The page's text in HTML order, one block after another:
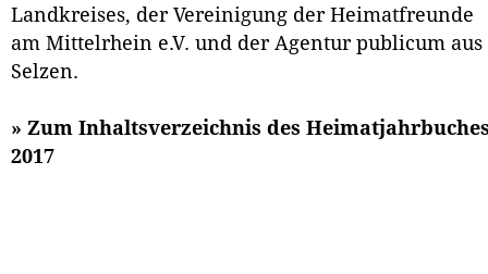
Landkreises, der Vereinigung der Heimatfreunde
am Mittelrhein e.V. und der Agentur publicum aus
Selzen.
» Zum Inhaltsverzeichnis des
2017